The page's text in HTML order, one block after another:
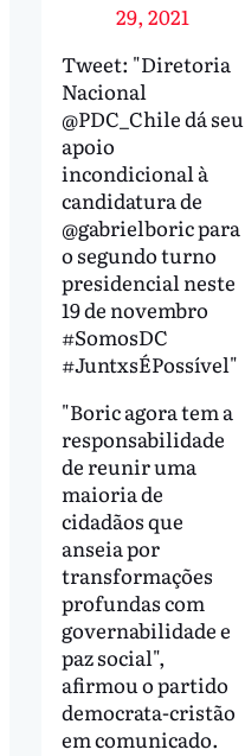
29, 2021
Tweet: "Diretoria
Nacional
@PDC_Chile dá seu
apoio
incondicional à
candidatura de
@gabrielboric para
o segundo turno
presidencial neste
19 de novembro
#SomosDC
#JuntxsÉPossível"
"Boric agora tem a
responsabilidade
de reunir uma
maioria de
cidadãos que
anseia por
transformações
profundas com
governabilidade e
paz social",
afirmou o partido
democrata-cristão
em comunicado.